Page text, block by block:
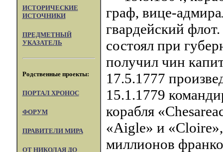
ИСТОРИЧЕСКИЕ
ИСТОЧНИКИ
ПРЕДМЕТНЫЙ
УКАЗАТЕЛЬ
Родственные проекты:
ПОРТАЛ XPOHOC
ФОРУМ
ПРАВИТЕЛИ МИРА
ОТ НИКОЛАЯ ДО
граф, вице-
гвардейский
состоял при
получил чин
17.5.1777
15.1.1779
корабля
«Aigle» и
миллионов